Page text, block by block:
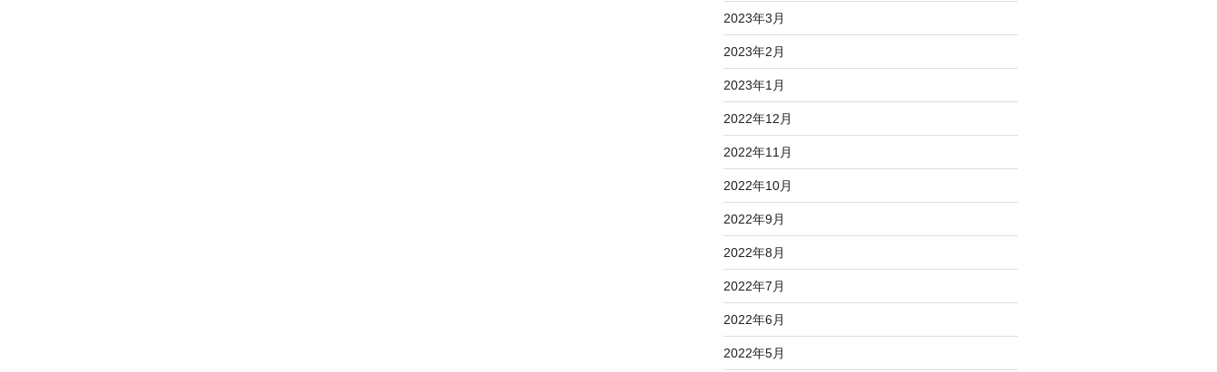
2023年3月
2023年2月
2023年1月
2022年12月
2022年11月
2022年10月
2022年9月
2022年8月
2022年7月
2022年6月
2022年5月